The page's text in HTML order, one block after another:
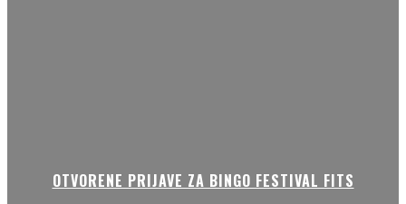
OTVORENE PRIJAVE ZA BINGO FESTIVAL FITS